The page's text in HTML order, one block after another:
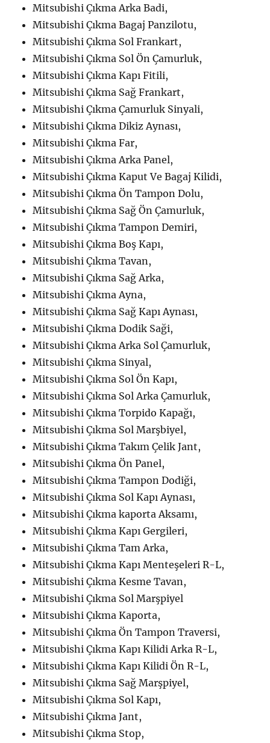
Mitsubishi Çıkma Arka Badi,
Mitsubishi Çıkma Bagaj Panzilotu,
Mitsubishi Çıkma Sol Frankart,
Mitsubishi Çıkma Sol Ön Çamurluk,
Mitsubishi Çıkma Kapı Fitili,
Mitsubishi Çıkma Sağ Frankart,
Mitsubishi Çıkma Çamurluk Sinyali,
Mitsubishi Çıkma Dikiz Aynası,
Mitsubishi Çıkma Far,
Mitsubishi Çıkma Arka Panel,
Mitsubishi Çıkma Kaput Ve Bagaj Kilidi,
Mitsubishi Çıkma Ön Tampon Dolu,
Mitsubishi Çıkma Sağ Ön Çamurluk,
Mitsubishi Çıkma Tampon Demiri,
Mitsubishi Çıkma Boş Kapı,
Mitsubishi Çıkma Tavan,
Mitsubishi Çıkma Sağ Arka,
Mitsubishi Çıkma Ayna,
Mitsubishi Çıkma Sağ Kapı Aynası,
Mitsubishi Çıkma Dodik Saği,
Mitsubishi Çıkma Arka Sol Çamurluk,
Mitsubishi Çıkma Sinyal,
Mitsubishi Çıkma Sol Ön Kapı,
Mitsubishi Çıkma Sol Arka Çamurluk,
Mitsubishi Çıkma Torpido Kapağı,
Mitsubishi Çıkma Sol Marşbiyel,
Mitsubishi Çıkma Takım Çelik Jant,
Mitsubishi Çıkma Ön Panel,
Mitsubishi Çıkma Tampon Dodiği,
Mitsubishi Çıkma Sol Kapı Aynası,
Mitsubishi Çıkma kaporta Aksamı,
Mitsubishi Çıkma Kapı Gergileri,
Mitsubishi Çıkma Tam Arka,
Mitsubishi Çıkma Kapı Menteşeleri R-L,
Mitsubishi Çıkma Kesme Tavan,
Mitsubishi Çıkma Sol Marşpiyel
Mitsubishi Çıkma Kaporta,
Mitsubishi Çıkma Ön Tampon Traversi,
Mitsubishi Çıkma Kapı Kilidi Arka R-L,
Mitsubishi Çıkma Kapı Kilidi Ön R-L,
Mitsubishi Çıkma Sağ Marşpiyel,
Mitsubishi Çıkma Sol Kapı,
Mitsubishi Çıkma Jant,
Mitsubishi Çıkma Stop,